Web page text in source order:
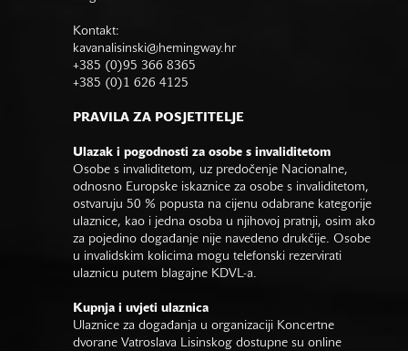
Kontakt:
kavanalisinski@hemingway.hr
+385 (0)95 366 8365
+385 (0)1 626 4125
PRAVILA ZA POSJETITELJE
Ulazak i pogodnosti za osobe s invaliditetom
Osobe s invaliditetom, uz predočenje Nacionalne,
odnosno Europske iskaznice za osobe s invaliditetom,
ostvaruju 50 % popusta na cijenu odabrane kategorije
ulaznice, kao i jedna osoba u njihovoj pratnji, osim ako
za pojedino događanje nije navedeno drukčije. Osobe
u invalidskim kolicima mogu telefonski rezervirati
ulaznicu putem blagajne KDVL-a.
Kupnja i uvjeti ulaznica
Ulaznice za događanja u organizaciji Koncertne
dvorane Vatroslava Lisinskog dostupne su online